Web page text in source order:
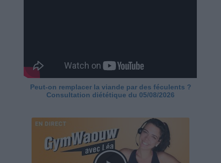
Peut-on remplacer la viande par des féculents ?
Consultation diététique du 05/08/2026